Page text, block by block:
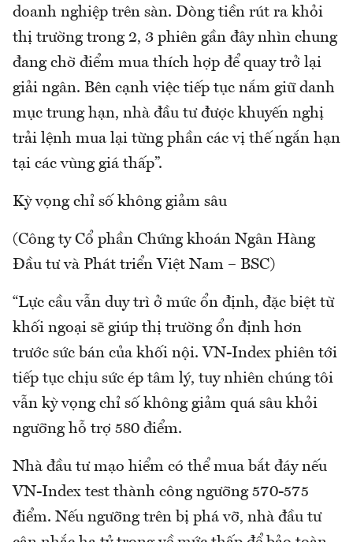
doanh nghiệp trên sàn. Dòng tiền rút ra khỏi
thị trường trong 2, 3 phiên gần đây nhìn chung
đang chờ điểm mua thích hợp để quay trở lại
giải ngân. Bên cạnh việc tiếp tục nắm giữ danh
mục trung hạn, nhà đầu tư được khuyến nghị
trải lệnh mua lại từng phần các vị thế ngắn hạn
tại các vùng giá thấp”.
Kỳ vọng chỉ số không giảm sâu
(Công ty Cổ phần Chứng khoán Ngân Hàng
Đầu tư và Phát triển Việt Nam – BSC)
“Lực cầu vẫn duy trì ở mức ổn định, đặc biệt từ
khối ngoại sẽ giúp thị trường ổn định hơn
trước sức bán của khối nội. VN-Index phiên tới
tiếp tục chịu sức ép tâm lý, tuy nhiên chúng tôi
vẫn kỳ vọng chỉ số không giảm quá sâu khỏi
ngưỡng hỗ trợ 580 điểm.
Nhà đầu tư mạo hiểm có thể mua bắt đáy nếu
VN-Index test thành công ngưỡng 570-575
điểm. Nếu ngưỡng trên bị phá vỡ, nhà đầu tư